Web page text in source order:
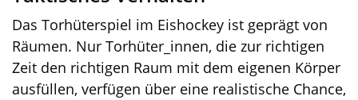
Das Torhüterspiel im Eishockey ist geprägt von
Räumen. Nur Torhüter_innen, die zur richtigen
Zeit den richtigen Raum mit dem eigenen Körper
ausfüllen, verfügen über eine realistische Chance,